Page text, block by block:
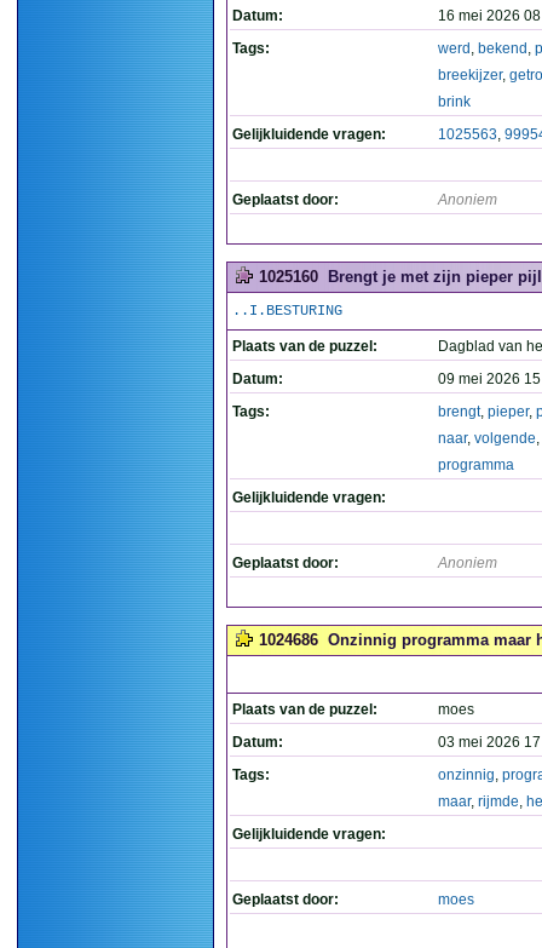
Datum:
16 mei 2026
Tags:
werd , bekend ,
breekijzer,
brink
Gelijkluidende vragen:
1025563,
Geplaatst door: Anoniem
1025160 Brengt je met zijn pieper
..I.BESTURING
Plaats van de puzzel:
Dagblad van
Datum:
09 mei 2026
Tags:
brengt, pieper,
naar, volgende,
programma
Gelijkluidende vragen:
Geplaatst door: Anoniem
1024686 Onzinnig programma maar
Plaats van de puzzel:
moes
Datum:
03 mei 2026
Tags:
onzinnig,
maar, rijmde,
Gelijkluidende vragen:
Geplaatst door: moes